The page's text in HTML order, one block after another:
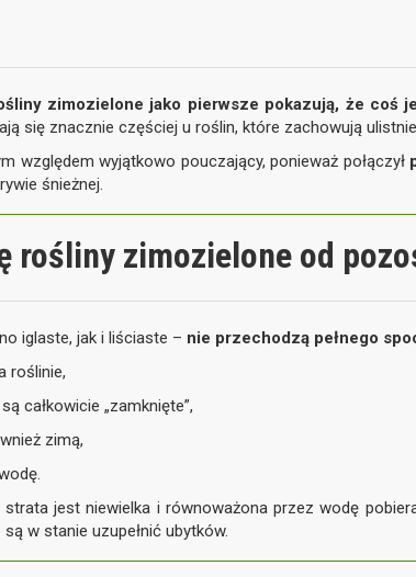
zimozielone jako pierwsze pokazują, że coś
się znacznie częściej u roślin, które zachowują
względem wyjątkowo pouczający, ponieważ połączył
śnieżnej.
rośliny zimozielone od
iglaste, jak i liściaste – nie przechodzą pełnego
roślinie,
całkowicie „zamknięte”,
zimą,
jest niewielka i równoważona przez wodę
w stanie uzupełnić ubytków.